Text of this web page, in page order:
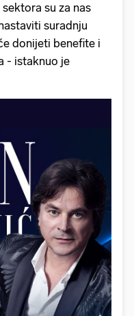
su za nas
suradnju
donijeti benefite i
- istaknuo je